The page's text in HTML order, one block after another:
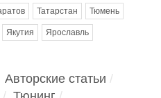
Татарстан Тюмень
Якутия Ярославль
Авторские статьи